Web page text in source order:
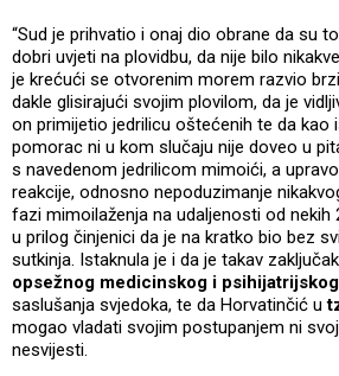
“Sud je prihvatio i onaj dio obrane da su
dobri uvjeti na plovidbu, da nije bilo
je krećući se otvorenim morem razvio
dakle glisirajući svojim plovilom, da je
on primijetio jedrilicu oštećenih te da kao
pomorac ni u kom slučaju nije doveo u
s navedenom jedrilicom mimoići, a
reakcije, odnosno nepoduzimanje
fazi mimoilaženja na udaljenosti od nekih
u prilog činjenici da je na kratko bio bez
sutkinja. Istaknula je i da je takav
opsežnog medicinskog i
saslušanja svjedoka, te da Horvatinčić u
mogao vladati svojim postupanjem ni
nesvijesti.